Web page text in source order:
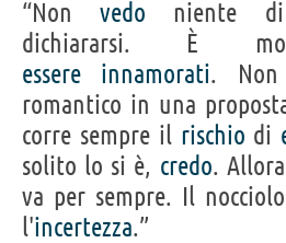
“Nonvedo niente di
dichiararsi. È
essere
innamorati.
romantico in una
corre sempre il rischio di
solito lo si è, credo.
va per sempre. Il
l'incertezza.”